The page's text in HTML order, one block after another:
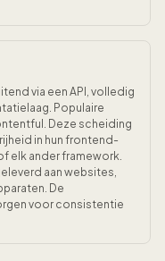
via een API, volledig
Populaire
Deze scheiding
in hun frontend-
elk ander framework.
aan websites,
De
voor consistentie